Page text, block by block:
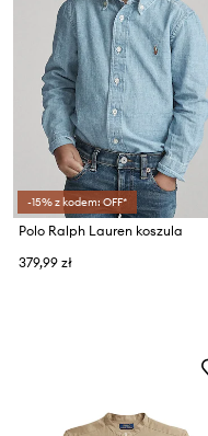
-15% z kodem: OFF*
Polo Ralph Lauren koszula
379,99 zł